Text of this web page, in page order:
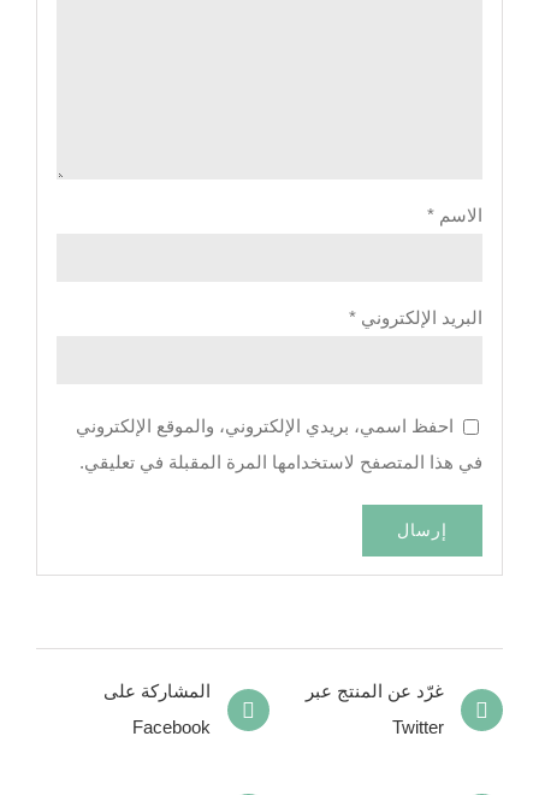
الاسم *
البريد الإلكتروني *
احفظ اسمي، بريدي الإلكتروني، والموقع الإلكتروني
في هذا المتصفح لاستخدامها المرة المقبلة في تعليقي.
المشاركة على
Facebook
غرّد عن المنتج عبر
Twitter